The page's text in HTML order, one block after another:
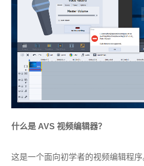
什么是 AVS 视频编辑器？
这是一个面向初学者的视频编辑程